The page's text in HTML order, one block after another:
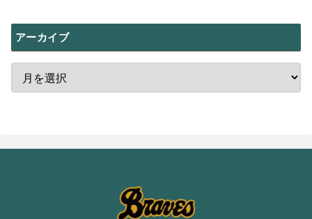
アーカイブ